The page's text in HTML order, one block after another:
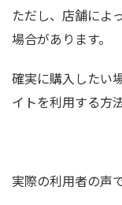
ただし、店舗によ
場合があります。
確実に購入したい
イトを利用する方
実際の利用者の声